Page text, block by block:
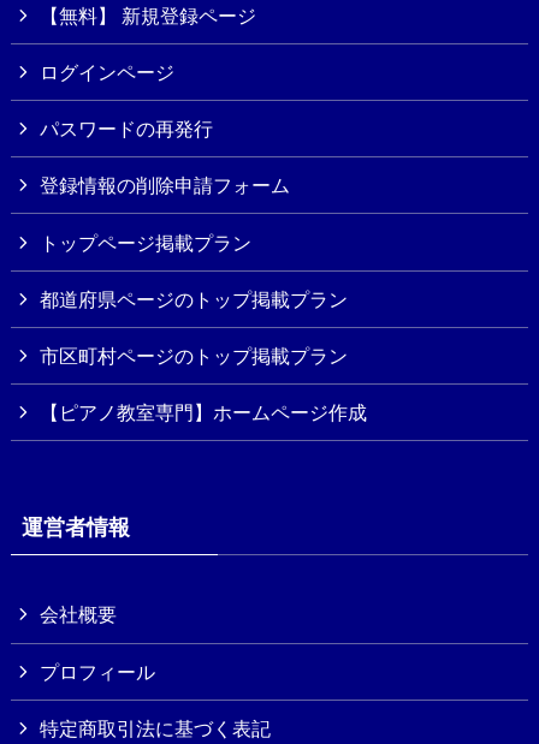
【無料】 新規登録ページ
ログインページ
パスワードの再発行
登録情報の削除申請フォーム
トップページ掲載プラン
都道府県ページのトップ掲載プラン
市区町村ページのトップ掲載プラン
【ピアノ教室専門】ホームページ作成
運営者情報
会社概要
プロフィール
特定商取引法に基づく表記